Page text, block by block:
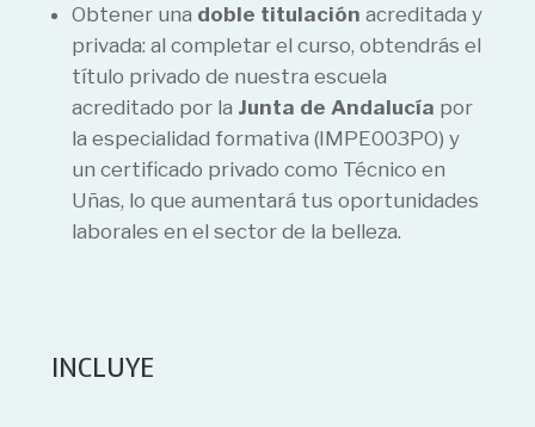
Obtener una doble titulación acreditada y
privada: al completar el curso, obtendrás el
título privado de nuestra escuela
acreditado por la Junta de Andalucía por
la especialidad formativa (IMPE003PO) y
un certificado privado como Técnico en
Uñas, lo que aumentará tus oportunidades
laborales en el sector de la belleza.
INCLUYE